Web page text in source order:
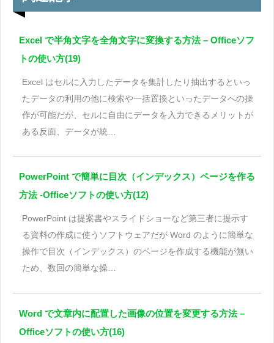
Excel で半角文字を全角文字に変換する方法 – Officeソフ
トの使い方(19)
Excel はセルに入力したデータを集計したり抽出するといっ
たデータの利用の他に検索や一括置換といったデータへの操
作が可能だが、セルに自由にデータを入力できるメリットが
ある反面、データが統…
PowerPoint で簡単に目次（インデックス）ページを作る
方法 -Officeソフトの使い方(12)
PowerPoint は提案書やスライドショーなど第三者に提示す
る資料の作成に使うソフトウェアだが Word のように簡単な
操作で目次（インデックス）のページを作成する機能が無い
ため、数回の簡単な操…
Word で文章内に配置した画像の位置を変更する方法 –
Officeソフトの使い方(16)